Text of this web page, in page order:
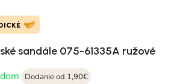
sandále 075-61335A ružové
Dodanie od 1,90€